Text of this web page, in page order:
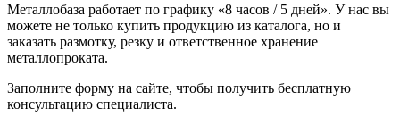
Металлобаза работает по графику «8 часов / 5 дней». У нас вы
можете не только купить продукцию из каталога, но и
заказать размотку, резку и ответственное хранение
металлопроката.
Заполните форму на сайте, чтобы получить бесплатную
консультацию специалиста.